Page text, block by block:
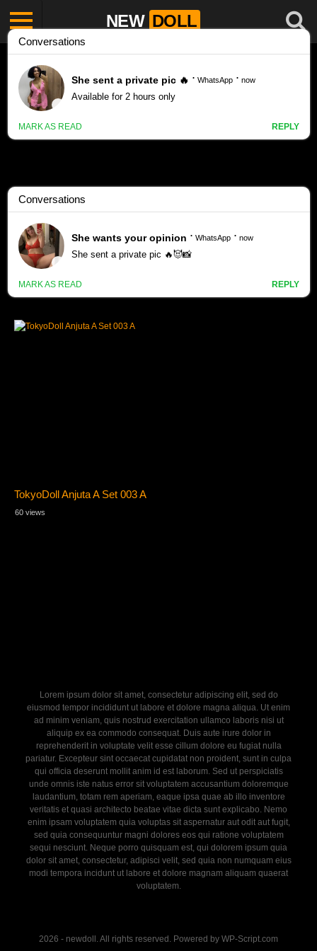
NEW DOLL
Anjuta porn videos
TokyoDoll Anjuta A Set 003 A
60 views
Lorem ipsum dolor sit amet, consectetur adipiscing elit, sed do
eiusmod tempor incididunt ut labore et dolore magna aliqua. Ut enim
ad minim veniam, quis nostrud exercitation ullamco laboris nisi ut
aliquip ex ea commodo consequat. Duis aute irure dolor in
reprehenderit in voluptate velit esse cillum dolore eu fugiat nulla
pariatur. Excepteur sint occaecat cupidatat non proident, sunt in culpa
qui officia deserunt mollit anim id est laborum. Sed ut perspiciatis
unde omnis iste natus error sit voluptatem accusantium doloremque
laudantium, totam rem aperiam, eaque ipsa quae ab illo inventore
veritatis et quasi architecto beatae vitae dicta sunt explicabo. Nemo
enim ipsam voluptatem quia voluptas sit aspernatur aut odit aut fugit,
sed quia consequuntur magni dolores eos qui ratione voluptatem
sequi nesciunt. Neque porro quisquam est, qui dolorem ipsum quia
dolor sit amet, consectetur, adipisci velit, sed quia non numquam eius
modi tempora incidunt ut labore et dolore magnam aliquam quaerat
voluptatem.
2026 - newdoll. All rights reserved. Powered by WP-Script.com